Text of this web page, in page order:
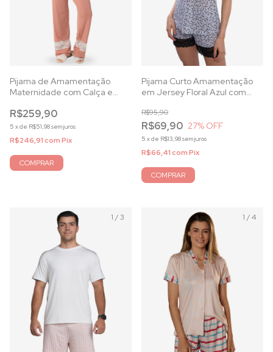
Pijama de Amamentação
Maternidade com Calça e
Renda
R$259,90
5 xde R$51,98sem juros
R$246,91comPix
COMPRAR
Pijama Curto Amamentação
em Jersey Floral Azul com
R$69,90
R$95,90
27% OFF
5 xde R$13,98sem juros
R$66,41comPix
COMPRAR
1 /3 1 /4